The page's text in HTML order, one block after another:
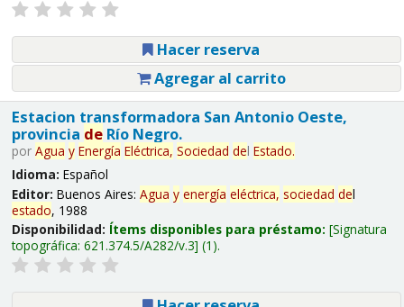
Hacer reserva
Agregar al carrito
Estacion transformadora San Antonio Oeste,
provincia deRío Negro.
por Agua y Energía Eléctrica, Sociedad del Estado.
Idioma: Español
Editor: Buenos Aires: Agua y energía eléctrica, sociedad del
estado, 1988
Disponibilidad: Ítems disponibles para préstamo: Signatura
topográfica: 621.374.5/A282/v.3 (1).